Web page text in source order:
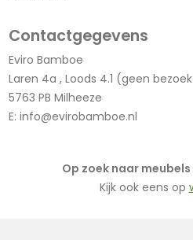
Contactgegevens
Eviro Bamboe
Laren 4a , Loods 4.1 (geen
5763 PB Milheeze
E: info@evirobamboe.nl
Op zoek naar
Kijk ook eens op